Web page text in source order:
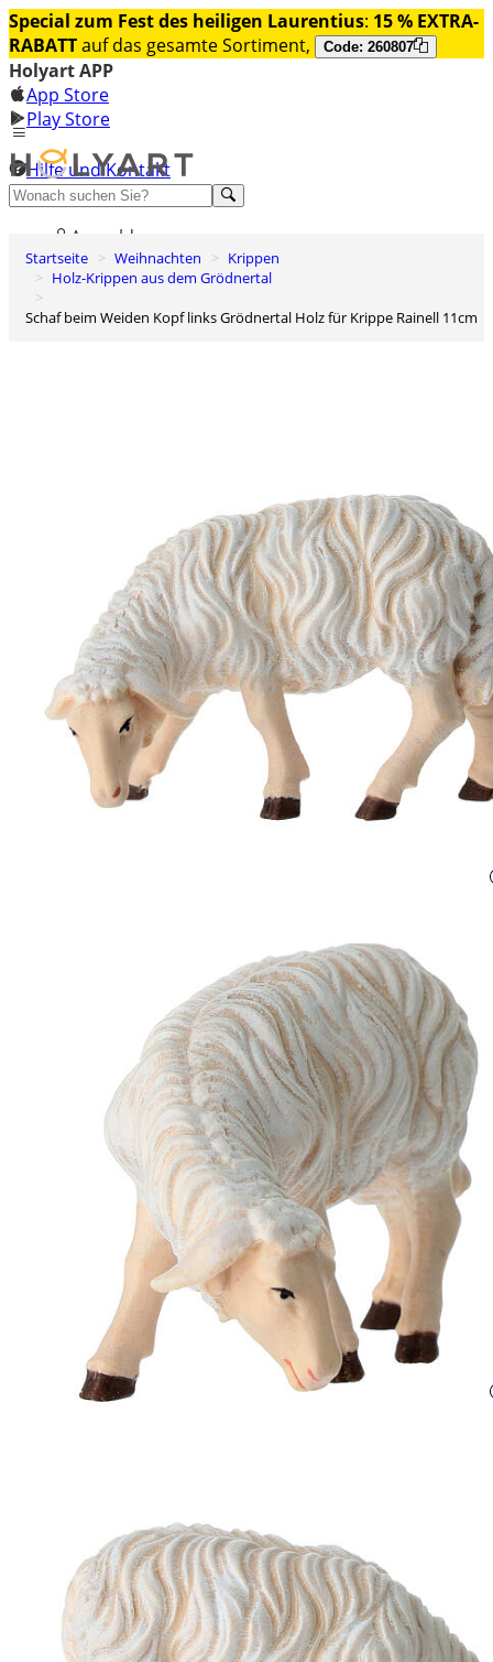
Special zum Fest des heiligen Laurentius: 15 % EXTRA-
RABATTauf das gesamte Sortiment, Code: 260807
Holyart APP
App Store
Play Store
Hilfe und Kontakt
Entdecken Sie Premium
Anmelden
Wunschliste
Warenkorb
Startseite Weihnachten
Krippen
Holz-Krippen aus dem Grödnertal
Schaf beim Weiden Kopf links Grödnertal Holz für Krippe Rainell 11cm